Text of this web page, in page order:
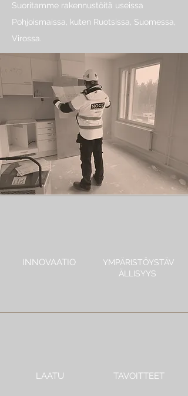
Suoritamme rakennustöitä useissa
Pohjoismaissa, kuten Ruotsissa, Suomessa,
Virossa.
INNOVAATIO
YMPÄRISTÖYSTÄV
ÄLLISYYS
LAATU TAVOITTEET